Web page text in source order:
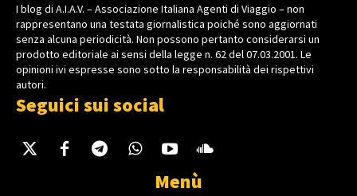
I blog di A.I.A.V. – Associazione Italiana Agenti di Viaggio – non
rappresentano una testata giornalistica poiché sono aggiornati
senza alcuna periodicità. Non possono pertanto considerarsi un
prodotto editoriale ai sensi della legge n. 62 del 07.03.2001. Le
opinioni ivi espresse sono sotto la responsabilità dei rispettivi
autori.
Seguici sui social
Menù